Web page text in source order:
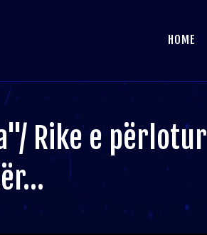
HOME
Rike e përlotur